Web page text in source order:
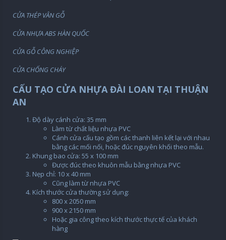
CỬA THÉP VÂN GỖ
CỬA NHỰA ABS HÀN QUỐC
CỬA GỖ CÔNG NGHIỆP
CỬA CHỐNG CHÁY
CẤU TẠO CỬA NHỰA ĐÀI LOAN TẠI THUẬN
AN
Độ dày cánh cửa: 35 mm
Làm từ chất liệu nhựa PVC
Cánh cửa cấu tạo gồm các thanh liên kết lại với nhau
bằng các mối nối, hoặc đúc nguyên khối theo mẫu.
Khung bao cửa: 55 x 100 mm
Được đúc theo khuôn mẫu bằng nhựa PVC
Nẹp chỉ: 10 x 40 mm
Cũng làm từ nhựa PVC
Kích thước cửa thường sử dụng:
800 x 2050 mm
900 x 2150 mm
Hoặc gia công theo kích thước thực tế của khách
hàng